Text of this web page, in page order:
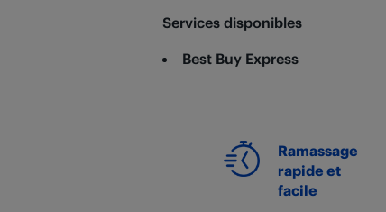
Services disponibles
Best Buy Express
Ramassage
rapide et
facile